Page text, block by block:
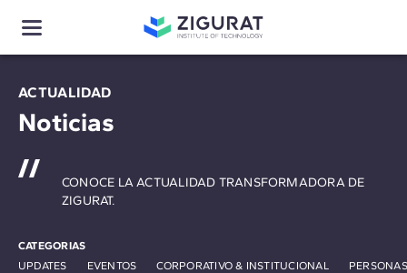
ACTUALIDAD
Noticias
CATEGORIAS
UPDATES
EVENTOS CORPORATIVO & INSTITUCIONAL
CONOCE LA ACTUALIDAD TRANSFORMADORA DE
ZIGURAT.